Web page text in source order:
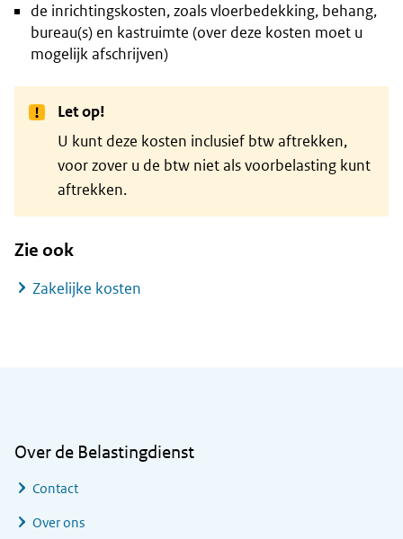
de inrichtingskosten, zoals vloerbedekking, behang,
bureau(s) en kastruimte (over deze kosten moet u
mogelijk afschrijven)
Let op!
U kunt deze kosten inclusief btw aftrekken,
voor zover u de btw niet als voorbelasting kunt
aftrekken.
Zie ook
Zakelijke kosten
Over de Belastingdienst
Contact
Over ons